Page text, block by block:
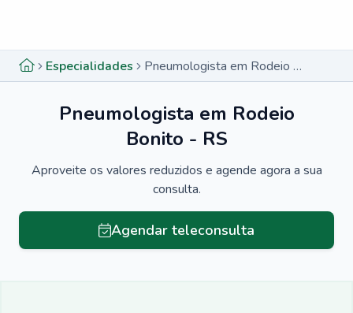
Especialidades Pneumologista em Rodeio Bonito - RS
Pneumologista em Rodeio
Bonito - RS
Aproveite os valores reduzidos e agende agora a sua
consulta.
Agendar teleconsulta